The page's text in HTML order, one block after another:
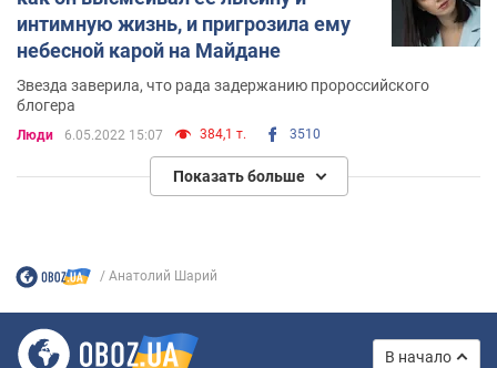
интимную жизнь, и пригрозила ему
небесной карой на Майдане
Звезда заверила, что рада задержанию пророссийского
блогера
Люди 6.05.2022 15:07 384,1 т. 3510
Показать больше
Анатолий Шарий
В начало